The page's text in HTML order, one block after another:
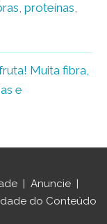
proteínas,
Muita fibra,
e
Anuncie
do Conteúdo